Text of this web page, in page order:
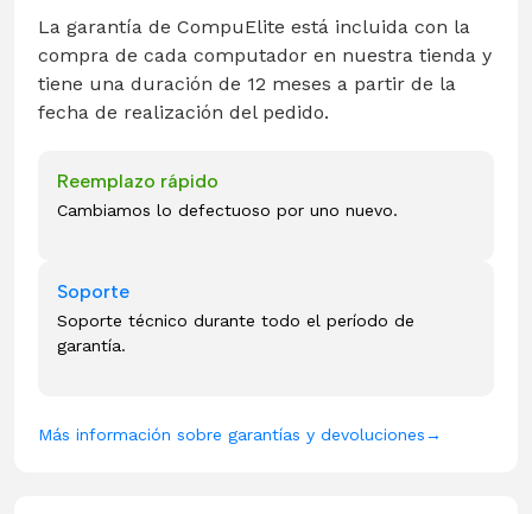
La garantía de CompuElite está incluida con la
compra de cada computador en nuestra tienda y
tiene una duración de 12 meses a partir de la
fecha de realización del pedido.
Reemplazo rápido
Cambiamos lo defectuoso por uno nuevo.
Soporte
Soporte técnico durante todo el período de
garantía.
Más información sobre garantías y devoluciones→